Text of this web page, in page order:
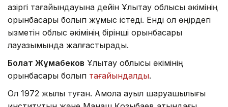
қазіргі тағайындауына дейін Ұлытау облысы әкімінің
орынбасары болып жұмыс істеді. Енді ол өңірдегі
қызметін облыс әкімінің бірінші орынбасары
лауазымында жалғастырады.
Болат Жұмабеков Ұлытау облысы әкімінің
орынбасары болып тағайындалды.
Ол 1972 жылы туған. Ақмола ауыл шаруашылығы